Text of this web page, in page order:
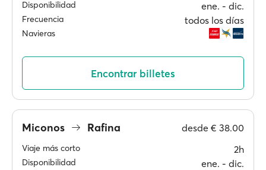
Disponibilidad ene. ‐ dic.
Frecuencia todos los días
Navieras
Encontrar billetes
Miconos Rafina desde € 38.00
Viaje más corto 2h
Disponibilidad ene. ‐ dic.